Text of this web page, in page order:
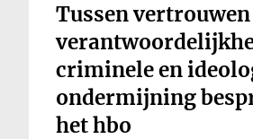
Tussen vertrouwen
criminele en
ondermijning
het hbo